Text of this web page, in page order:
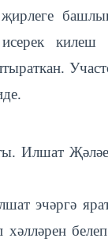
килеш
Илшат
эчәргә
хәлләрен